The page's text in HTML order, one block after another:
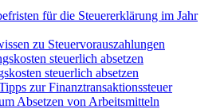
für die Steuererklärung im Jahr
zu Steuervorauszahlungen
steuerlich absetzen
steuerlich absetzen
zur Finanztransaktionssteuer
Absetzen von Arbeitsmitteln